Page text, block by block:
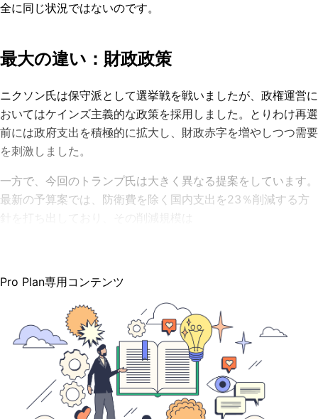
全に同じ状況ではないのです。
最大の違い：財政政策
ニクソン氏は保守派として選挙戦を戦いましたが、政権運営に
おいてはケインズ主義的な政策を採用しました。とりわけ再選
前には政府支出を積極的に拡大し、財政赤字を増やしつつ需要
を刺激しました。
一方で、今回のトランプ氏は大きく異なる提案をしています。
最新の予算案では、防衛費を除く国内支出を23％削減する方
針を打ち出しており、その削減規模は
Pro Plan専用コンテンツ